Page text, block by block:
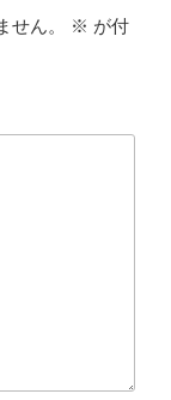
ん。 ※ が付